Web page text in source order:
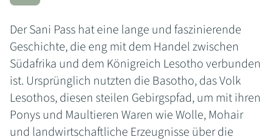
Der Sani Pass hat eine lange und faszinierende
Geschichte, die eng mit dem Handel zwischen
Südafrika und dem Königreich Lesotho verbunden
ist. Ursprünglich nutzten die Basotho, das Volk
Lesothos, diesen steilen Gebirgspfad, um mit ihren
Ponys und Maultieren Waren wie Wolle, Mohair
und landwirtschaftliche Erzeugnisse über die